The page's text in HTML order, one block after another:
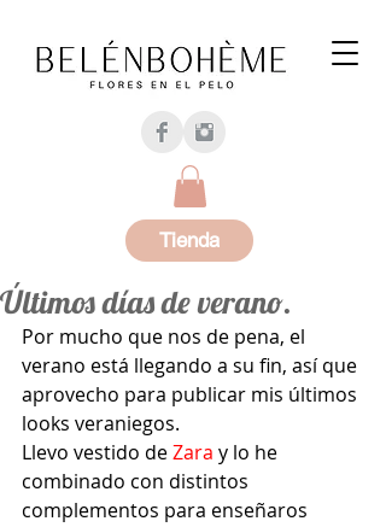
Tienda
Últimos días de verano.
Por mucho que nos de pena, el
verano está llegando a su fin, así que
aprovecho para publicar mis últimos
looks veraniegos.
Llevo vestido de Zara y lo he
combinado con distintos
complementos para enseñaros